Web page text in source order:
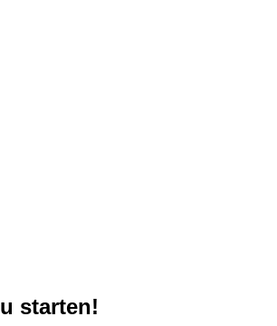
starten!